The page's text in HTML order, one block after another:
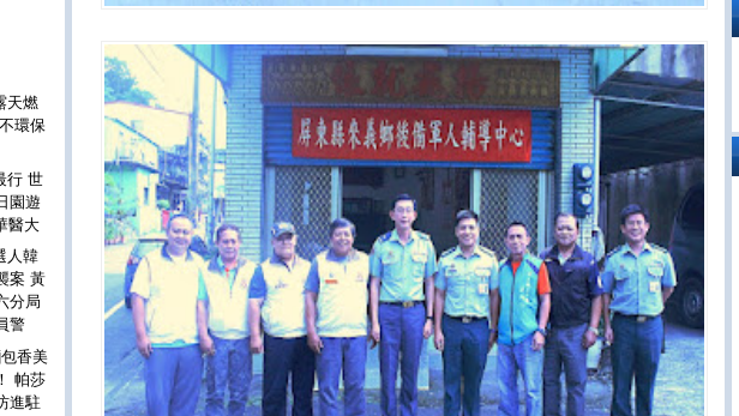
天燃
環保
行 世
園遊
醫大
人韓
案 黃
分局
警
香美
帕莎
進駐